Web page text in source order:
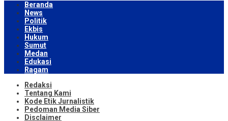
Beranda
News
Politik
Ekbis
Hukum
Sumut
Medan
Edukasi
Ragam
Redaksi
Tentang Kami
Kode Etik Jurnalistik
Pedoman Media Siber
Disclaimer